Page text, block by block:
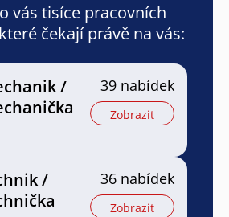
vás tisíce pracovních
čekají právě na vás:
/
39 nabídek
Zobrazit
/
36 nabídek
Zobrazit